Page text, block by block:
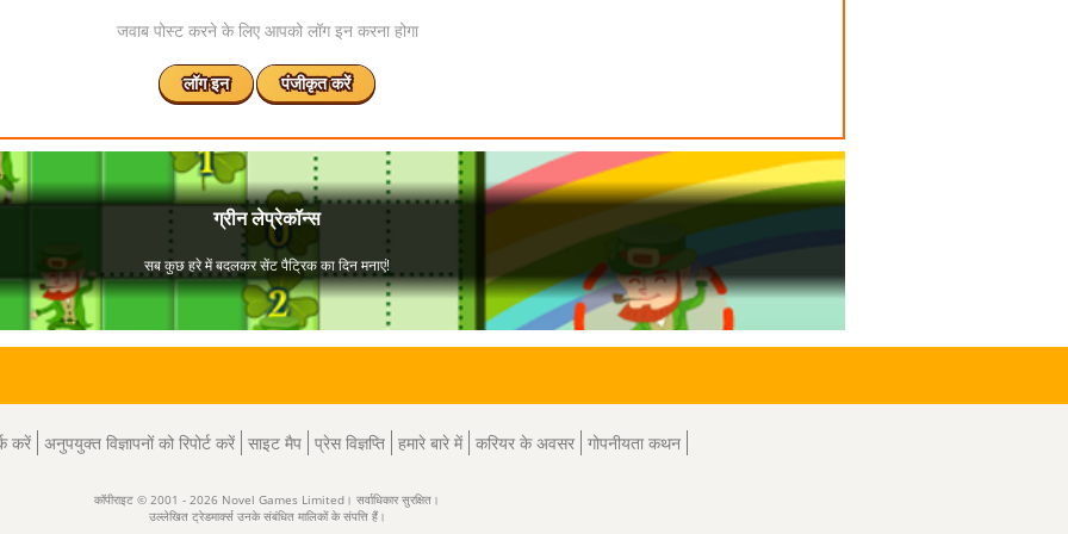
जवाब पोस्ट करने के लिए आपको लॉग इन करना होगा
लॉग इन पंजीकृत करें
करें अनुपयुक्त विज्ञापनों को रिपोर्ट करें साइट मैप प्रेस विज्ञप्ति हमारे बारे में करियर के अवसर गोपनीयता कथन
कॉपीराइट © 2001 - 2026 Novel Games Limited। सर्वाधिकार सुरक्षित।
उल्लेखित ट्रेडमार्क्स उनके संबंधित मालिकों के संपत्ति हैं।